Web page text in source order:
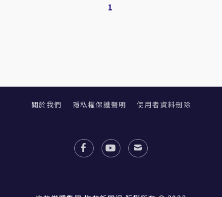
1
關於我們 隱私權保護聲明 使用者資料刪除